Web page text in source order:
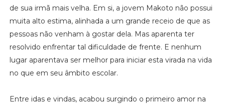
de sua irmã mais velha. Em si, a jovem Makoto não possui
muita alto estima, alinhada a um grande receio de que as
pessoas não venham à gostar dela. Mas aparenta ter
resolvido enfrentar tal dificuldade de frente. E nenhum
lugar aparentava ser melhor para iniciar esta virada na vida
no que em seu âmbito escolar.
Entre idas e vindas, acabou surgindo o primeiro amor na